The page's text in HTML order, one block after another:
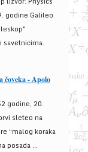
godine Galileo
savetnicima.
čoveka - Apolo
godine, 20.
sleteo na
“malog koraka
posada ...